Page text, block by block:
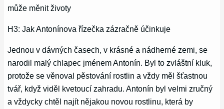
může měnit životy
H3: Jak Antonínova řízečka zázračně účinkuje
Jednou v dávných časech, v krásné a nádherné zemi, se
narodil malý chlapec jménem Antonín. Byl to zvláštní kluk,
protože se věnoval pěstování rostlin a vždy měl šťastnou
tvář, když viděl kvetoucí zahradu. Antonín byl velmi zručný
a vždycky chtěl najít nějakou novou rostlinu, která by